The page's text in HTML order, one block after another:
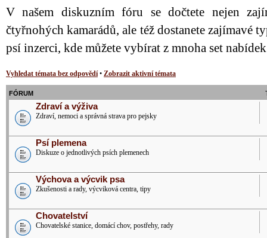
V našem diskuzním fóru se dočtete nejen
čtyřnohých kamarádů, ale též dostanete zajímavé
psí inzerci, kde můžete vybírat z mnoha set
Vyhledat témata bez odpovědí• Zobrazit aktivní témata
FÓRUM
Zdraví a výživa
Zdraví, nemoci a správná strava pro pejsky
Psí plemena
Diskuze o jednotlivých psích plemenech
Výchova a výcvik psa
Zkušenosti a rady, výcviková centra, tipy
Chovatelství
Chovatelské stanice, domácí chov, postřehy, rady